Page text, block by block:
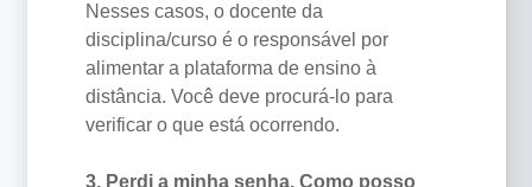
Nesses casos, o docente da
disciplina/curso é o responsável por
alimentar a plataforma de ensino à
distância. Você deve procurá-lo para
verificar o que está ocorrendo.
3. Perdi a minha senha. Como posso